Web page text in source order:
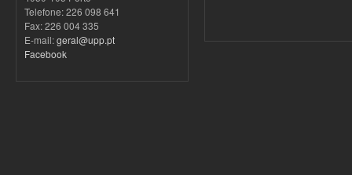
Telefone: 226 098 641
Fax: 226 004 335
E-mail:geral@upp.pt
Facebook